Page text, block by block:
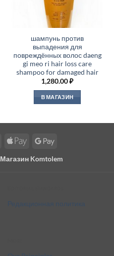
шампунь против
выпадения для
повреждённых волос daeng
gi meo ri hair loss care
shampoo for damaged hair
1,280.00₽
В МАГАЗИН
MasterCardApple
Google
Магазин Komtolem
Редакционная политика